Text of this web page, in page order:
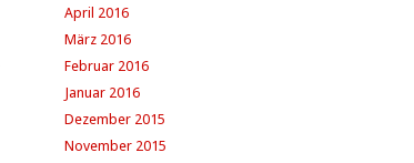
April 2016
März 2016
Februar 2016
Januar 2016
Dezember 2015
November 2015